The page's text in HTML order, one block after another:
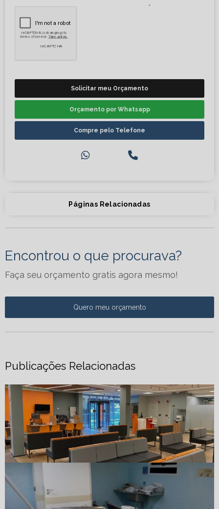
Solicitar meu Orçamento
Orçamento por Whatsapp
Compre pelo Telefone
Páginas Relacionadas
Encontrou o que procurava?
Faça seu orçamento gratis agora mesmo!
Quero meu orçamento
Publicações Relacionadas